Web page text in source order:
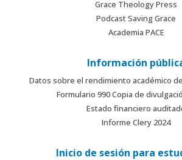
Grace Theology Press
Podcast Saving Grace
Academia PACE
Información
Datos sobre el rendimiento académico
Formulario 990 Copia de
Estado financiero
Informe Clery 2024
Inicio de sesión para